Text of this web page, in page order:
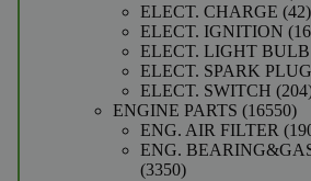
ELECT. CHARGE 42
ELECT. IGNITION
ELECT. LIGHT BULB
ELECT. SPARK PLUG
ELECT. SWITCH 204
ENGINE PARTS 16550
ENG. AIR FILTER
ENG.
33503350